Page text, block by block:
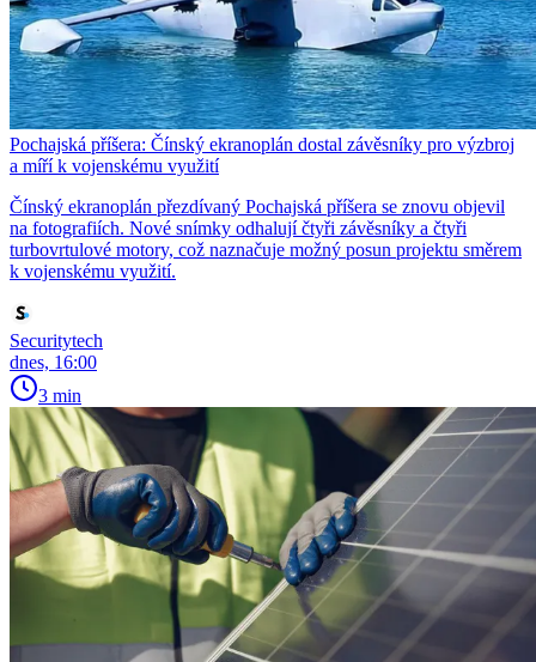
Pochajská příšera: Čínský ekranoplán dostal závěsníky pro výzbroj
a míří k vojenskému využití
Čínský ekranoplán přezdívaný Pochajská příšera se znovu objevil
na fotografiích. Nové snímky odhalují čtyři závěsníky a čtyři
turbovrtulové motory, což naznačuje možný posun projektu směrem
k vojenskému využití.
Securitytech
dnes, 16:00
3 min